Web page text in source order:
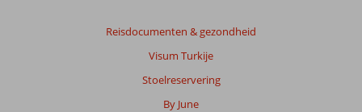
Reisdocumenten & gezondheid
Visum Turkije
Stoelreservering
By June